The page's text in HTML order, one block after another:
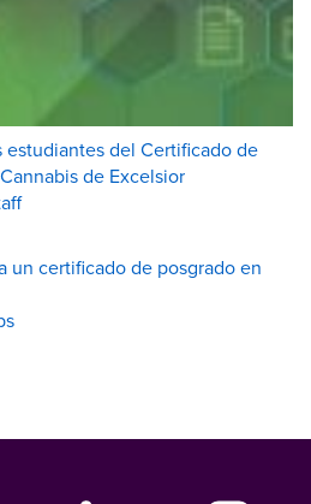
del Certificado de
de Excelsior
un certificado de posgrado en